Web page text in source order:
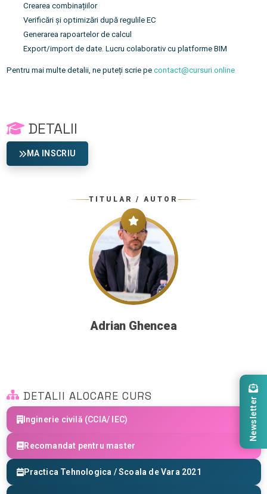
Crearea combinațiilor
Verificări și optimizări după regulile EC
Generarea rapoartelor de calcul
Export/import de date. Lucru colaborativ cu platforme BIM
Pentru mai multe detalii, ne puteți scrie pe contact@cursuri.online
DETALII
MA INSCRIU
TITULAR / AUTOR
Adrian Ghencea
DETALII ALOCARE CURS
Inginerie civilă (CCIA/ IEC)
Recomandat pentru master
Practica Tehnologica / Scoala de Vara 2021
Newsletter